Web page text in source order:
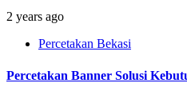
2 years ago
Percetakan Bekasi
Percetakan Banner Solusi